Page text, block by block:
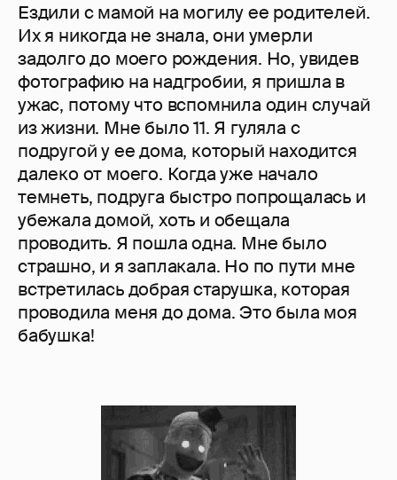
Ездили с мамой на могилу ее родителей.
Их я никогда не знала, они умерли
задолго до моего рождения. Но, увидев
фотографию на надгробии, я пришла в
ужас, потому что вспомнила один случай
из жизни. Мне было 11. Я гуляла с
подругой у ее дома, который находится
далеко от моего. Когда уже начало
темнеть, подруга быстро попрощалась и
убежала домой, хоть и обещала
проводить. Я пошла одна. Мне было
страшно, и я заплакала. Но по пути мне
встретилась добрая старушка, которая
проводила меня до дома. Это была моя
бабушка!